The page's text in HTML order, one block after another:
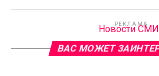
РЕКЛАМА
Новости
ВАС МОЖЕТ